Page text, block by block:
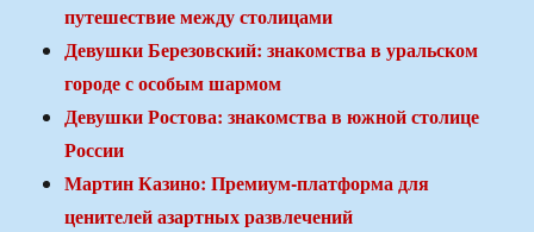
путешествие между столицами
Девушки Березовский: знакомства в уральском
городе с особым шармом
Девушки Ростова: знакомства в южной столице
России
Мартин Казино: Премиум-платформа для
ценителей азартных развлечений